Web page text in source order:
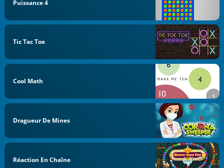
Puissance 4
Tic Tac Toe
Cool Math
Dragueur De Mines
Réaction En Chaîne